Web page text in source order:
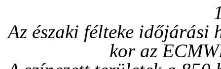
Az északi félteke időjárási
kor az